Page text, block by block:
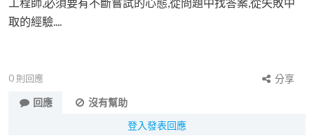
取的經驗....
0 則回應
分享
回應
沒有幫助
登入發表回應